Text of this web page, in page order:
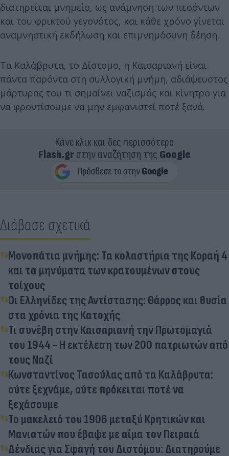
διατηρείται μνημείο, ως ανάμνηση των πεσόντων
και του φρικτού γεγονότος, και κάθε χρόνο γίνεται
αναμνηστική εκδήλωση και επιμνημόσυνη δέηση.
Τα Καλάβρυτα, το Δίστομο, η Καισαριανή είναι
πάντα παρόντα στη συλλογική μνήμη, αδιάψευστος
μάρτυρας του τι σημαίνει ναζισμός και κίνητρο για
να φροντίσουμε να μην εμφανιστεί ποτέ ξανά.
Κάνε κλικ και δες περισσότερο
Flash.grστην αναζήτηση της Google
Διάβασε σχετικά
Μονοπάτια μνήμης: Τα κολαστήρια της Κοραή 4
και τα μηνύματα των κρατουμένων στους
τοίχους
Οι Ελληνίδες της Αντίστασης: Θάρρος και θυσία
στα χρόνια της Κατοχής
Τι συνέβη στην Καισαριανή την Πρωτομαγιά
του 1944 - Η εκτέλεση των 200 πατριωτών από
τους Ναζί
Κωνσταντίνος Τασούλας από τα Καλάβρυτα:
ούτε ξεχνάμε, ούτε πρόκειται ποτέ να
ξεχάσουμε
Το μακελειό του 1906 μεταξύ Κρητικών και
Μανιατών που έβαψε με αίμα τον Πειραιά
Δένδιας για Σφαγή του Διστόμου: Διατηρούμε